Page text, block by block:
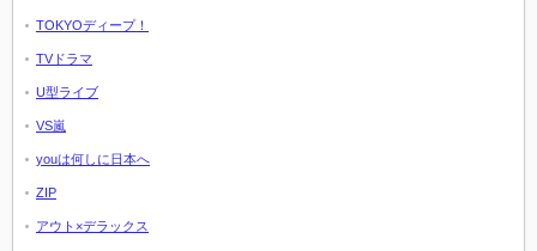
TOKYOディープ！
TVドラマ
U型ライブ
VS嵐
youは何しに日本へ
ZIP
アウト×デラックス